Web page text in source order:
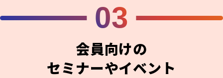
03
会員向けの
セミナーやイベント